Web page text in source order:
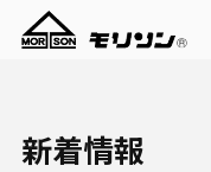
新着情報